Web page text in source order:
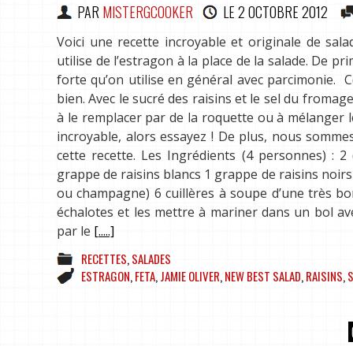
PAR MISTERGCOOKER LE2 OCTOBRE 2012
Voici une recette incroyable et originale de
utilise de l’estragon à la place de la salade. De
forte qu’on utilise en général avec parcimonie.
bien. Avec le sucré des raisins et le sel du
à le remplacer par de la roquette ou à mélanger
incroyable, alors essayez ! De plus, nous
cette recette. Les Ingrédients (4 personnes) : 2
grappe de raisins blancs 1 grappe de raisins
ou champagne) 6 cuillères à soupe d’une très
échalotes et les mettre à mariner dans un bol
par le [.....]
RECETTES,SALADES
ESTRAGON,FETA,JAMIE OLIVER,NEW BEST SALAD,RAISINS,